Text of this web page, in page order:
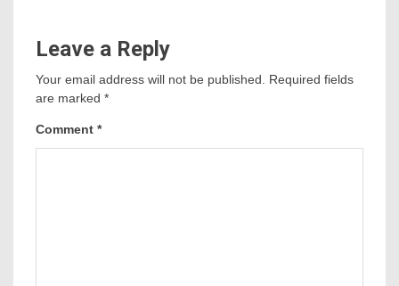
Leave a Reply
Your email address will not be published. Required fields
are marked *
Comment *